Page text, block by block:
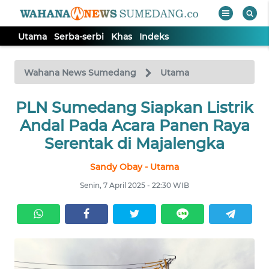
Utama Serba-serbi Khas Indeks
Wahana News Sumedang Utama
PLN Sumedang Siapkan Listrik
Andal Pada Acara Panen Raya
Serentak di Majalengka
Sandy Obay - Utama
Senin, 7 April 2025 - 22:30 WIB
TV
Tutup
UTAMA
SERBA-
Informasi